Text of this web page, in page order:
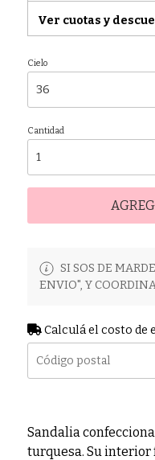
Ver cuotas y
Cielo
Cantidad
SI SOS DE
ENVIO", Y
Calculá el costo de
Sandalia
turquesa. Su interior